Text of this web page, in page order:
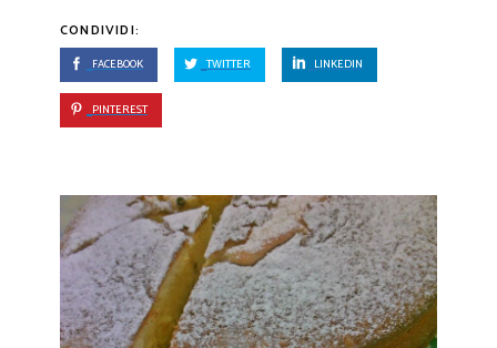
CONDIVIDI:
FACEBOOK TWITTER LINKEDIN
PINTEREST